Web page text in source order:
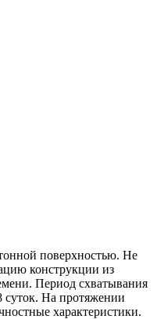
поверхностью. Не
конструкции из
Период схватывания
суток. На протяжении
характеристики.